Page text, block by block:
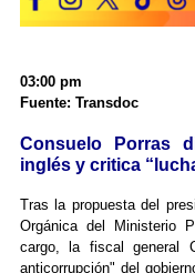
03:00 pm
Fuente: Transdoc
Consuelo Porras
inglés y critica
Tras la propuesta del
Orgánica del Ministerio
cargo, la fiscal general
anticorrupción" del